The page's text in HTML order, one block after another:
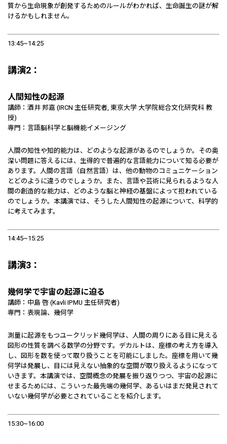
質から生命現象が創発するためのルールがわかれば、生命誕生の謎が解
けるかもしれません。
13:45~14:25
講演2：
人間知性の起源
講師：酒井 邦嘉 (IRCN 主任研究者, 東京大学 大学院総合文化研究科 教
授)
専門：言語脳科学と脳機能イメージング
人間の知性や知的能力は、どのような起源があるのでしょうか。その奥
深い問題に答えるには、生得的で普遍的な言語能力について知る必要が
あります。人間の言語（自然言語）は、他の動物のコミュニケーション
とどのように違うのでしょうか。また、言語や芸術に見られるような人
間の創造的な能力は、どのような脳と神経の基盤によって担われている
のでしょうか。本講演では、そうした人間知性の起源について、科学的
に考えてみます。
14:45~15:25
講演3：
幾何学で宇宙の起源に迫る
講師：中島 啓 (Kavli IPMU 主任研究者)
専門：表現論、幾何学
測量に起源をもつユークリッド幾何学は、人間の周りにある目に見える
図形の性質を調べる数学の分野です。デカルトは、座標の考え方を導入
し、図形を数を使って取り扱うことを可能にしました。座標を用いて幾
何学は発展し、目には見えない抽象的な空間が取り扱えるようになって
いきます。本講演では、空間概念の発展を振り返りつつ、宇宙の起源に
せまるためには、こういった最先端の幾何学、あるいはまだ発見されて
いない幾何学が必要とされていることを紹介します。
15:30~16:00